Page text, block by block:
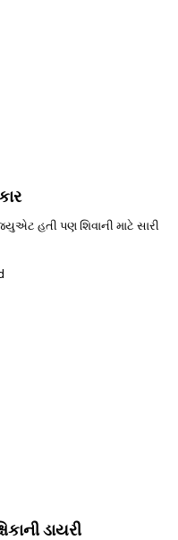
હતી પણ શિવાની માટે સારી
ડાયરી